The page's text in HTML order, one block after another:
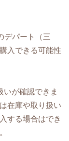
デパート（三
入できる可能性
が確認できま
在庫や取り扱い
する場合はでき